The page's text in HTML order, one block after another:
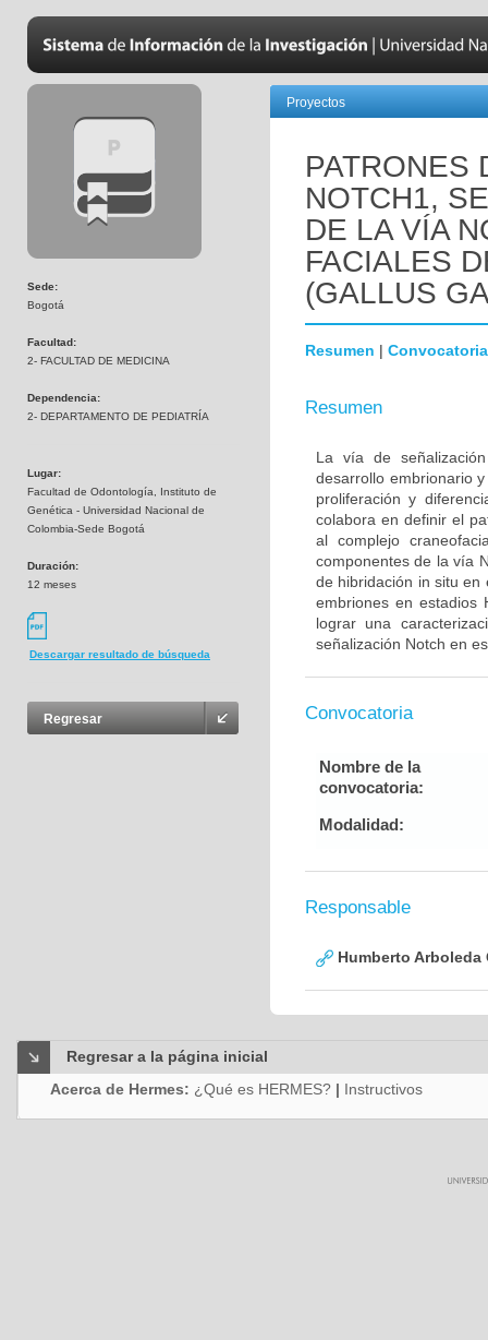
Sede:
Bogotá
Facultad:
2- FACULTAD DE MEDICINA
Dependencia:
2- DEPARTAMENTO DE PEDIATRÍA
Lugar:
Facultad de Odontología, Instituto de
Genética - Universidad Nacional de
Colombia-Sede Bogotá
Duración:
12 meses
Descargar resultado de búsqueda
Regresar
Proyectos
PATRONES
NOTCH1,
DE LA VÍA
FACIALES
(GALLUS
Resumen | Convocatoria
Resumen
La vía de
desarrollo embrionario
proliferación y
colabora en definir el
al complejo
componentes de la vía
de hibridación in situ en
embriones en estadios
lograr una
señalización Notch en
Convocatoria
Nombre de la
convocatoria:
Modalidad:
Responsable
Humberto Arboleda
Regresar a la página inicial
Acerca de Hermes: ¿Qué es HERMES? | Instructivos